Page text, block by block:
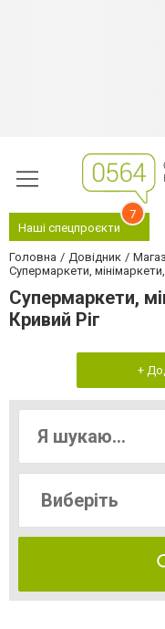
Наші спецпроєкти
7
Головна Довідник
Супермаркети,
Супермаркети,
Кривий Ріг
+